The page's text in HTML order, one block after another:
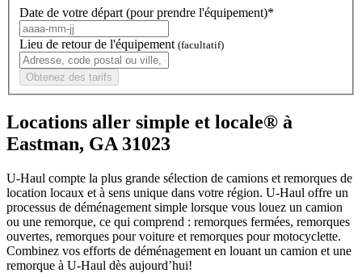
Date de votre départ (pour prendre l'équipement)*
Lieu de retour de l'équipement (facultatif)
Obtenez des tarifs
Locations aller simple et locale® à
Eastman, GA 31023
U-Haul compte la plus grande sélection de camions et remorques de
location locaux et à sens unique dans votre région. U-Haul offre un
processus de déménagement simple lorsque vous louez un camion
ou une remorque, ce qui comprend : remorques fermées, remorques
ouvertes, remorques pour voiture et remorques pour motocyclette.
Combinez vos efforts de déménagement en louant un camion et une
remorque à U-Haul dès aujourd’hui!